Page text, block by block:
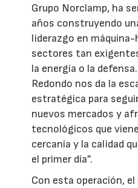
Grupo Norclamp, ha
años construyendo
liderazgo en
sectores tan
la energía o la
Redondo nos da la
estratégica para
nuevos mercados y
tecnológicos que
cercanía y la calidad
el primer día”.
Con esta operación, el